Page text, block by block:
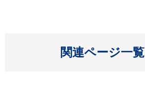
関連ページ一覧
開く